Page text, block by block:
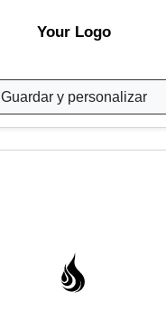
Your Logo
Guardar y personalizar